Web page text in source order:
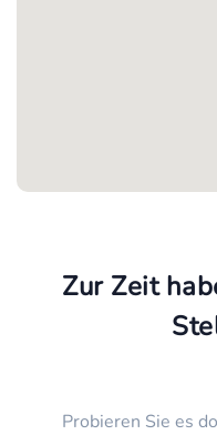
Zur Zeit
Probieren Sie es